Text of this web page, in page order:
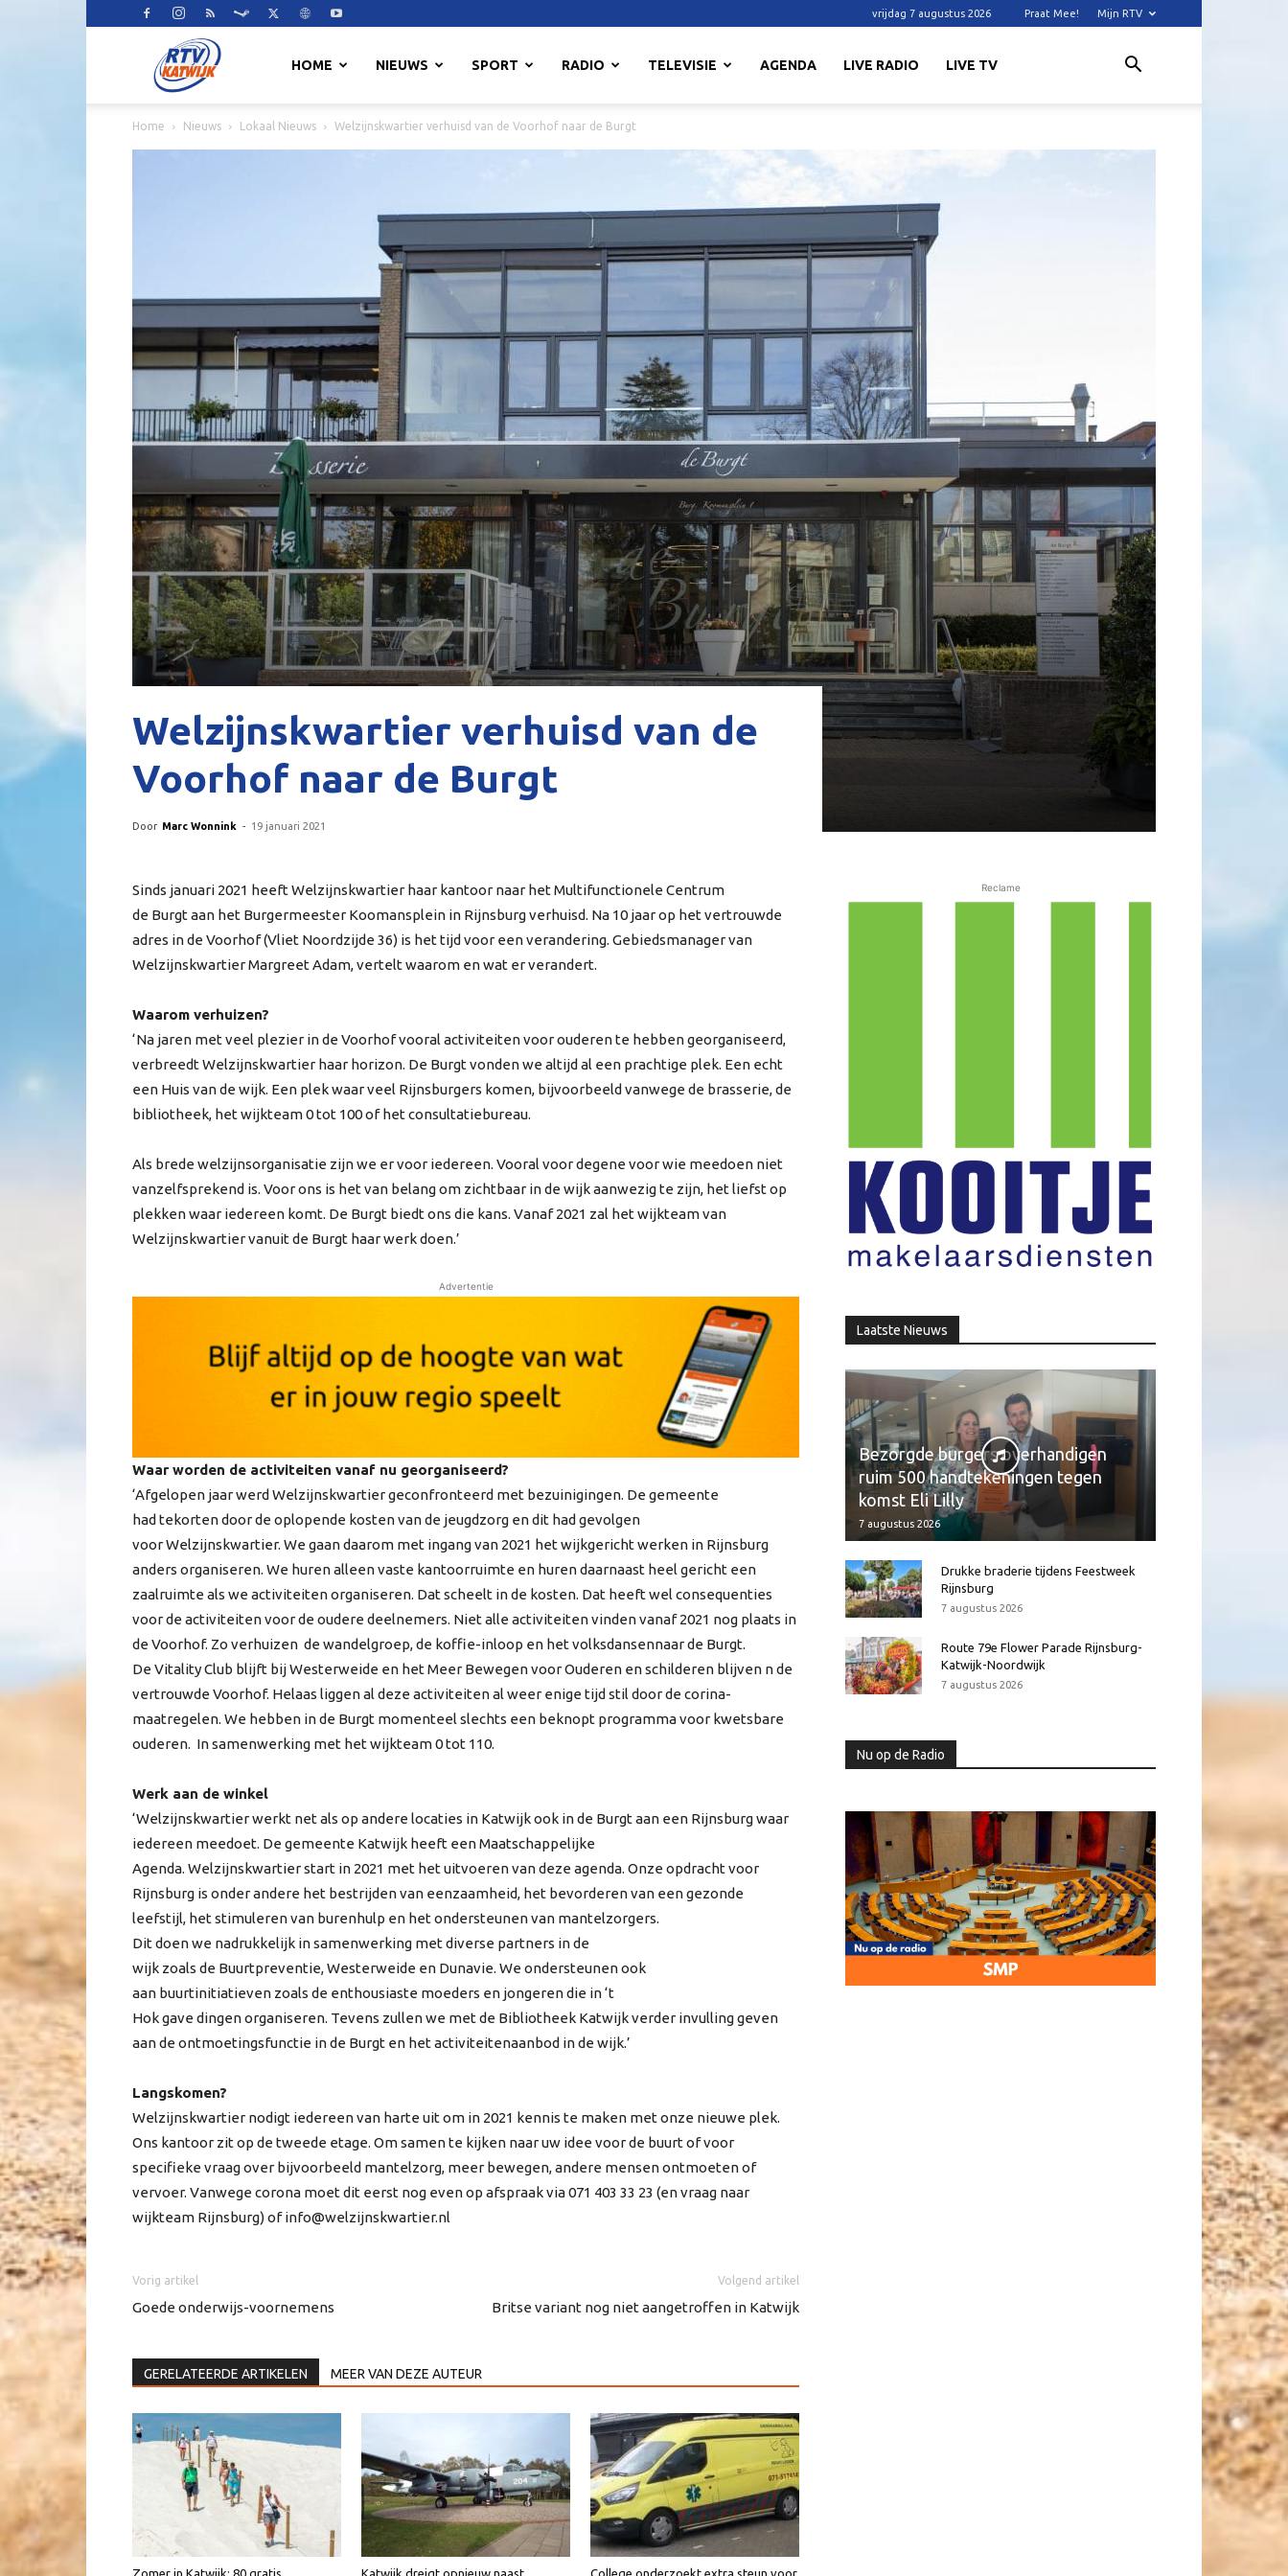
vrijdag 7 augustus 2026 Praat Mee! Mijn RTV
HOME NIEUWS SPORT RADIO TELEVISIE AGENDA LIVE RADIO LIVE TV
Home Nieuws Lokaal Nieuws Welzijnskwartier verhuisd van de Voorhof naar de Burgt
Welzijnskwartier verhuisd van de
Voorhof naar de Burgt
Door Marc Wonnink - 19 januari 2021
Sinds januari 2021 heeft Welzijnskwartier haar kantoor naar het Multifunctionele Centrum
de Burgt aan het Burgermeester Koomansplein in Rijnsburg verhuisd. Na 10 jaar op het vertrouwde
adres in de Voorhof (Vliet Noordzijde 36) is het tijd voor een verandering. Gebiedsmanager van
Welzijnskwartier Margreet Adam, vertelt waarom en wat er verandert.
Waarom verhuizen?
‘Na jaren met veel plezier in de Voorhof vooral activiteiten voor ouderen te hebben georganiseerd,
verbreedt Welzijnskwartier haar horizon. De Burgt vonden we altijd al een prachtige plek. Een echt
een Huis van de wijk. Een plek waar veel Rijnsburgers komen, bijvoorbeeld vanwege de brasserie, de
bibliotheek, het wijkteam 0 tot 100 of het consultatiebureau.
Als brede welzijnsorganisatie zijn we er voor iedereen. Vooral voor degene voor wie meedoen niet
vanzelfsprekend is. Voor ons is het van belang om zichtbaar in de wijk aanwezig te zijn, het liefst op
plekken waar iedereen komt. De Burgt biedt ons die kans. Vanaf 2021 zal het wijkteam van
Welzijnskwartier vanuit de Burgt haar werk doen.’
Advertentie
Waar worden de activiteiten vanaf nu georganiseerd?
‘Afgelopen jaar werd Welzijnskwartier geconfronteerd met bezuinigingen. De gemeente
had tekorten door de oplopende kosten van de jeugdzorg en dit had gevolgen
voor Welzijnskwartier. We gaan daarom met ingang van 2021 het wijkgericht werken in Rijnsburg
anders organiseren. We huren alleen vaste kantoorruimte en huren daarnaast heel gericht een
zaalruimte als we activiteiten organiseren. Dat scheelt in de kosten. Dat heeft wel consequenties
voor de activiteiten voor de oudere deelnemers. Niet alle activiteiten vinden vanaf 2021 nog plaats in
de Voorhof. Zo verhuizen de wandelgroep, de koffie-inloop en het volksdansennaar de Burgt.
De Vitality Club blijft bij Westerweide en het Meer Bewegen voor Ouderen en schilderen blijven n de
vertrouwde Voorhof. Helaas liggen al deze activiteiten al weer enige tijd stil door de corina-
maatregelen. We hebben in de Burgt momenteel slechts een beknopt programma voor kwetsbare
ouderen. In samenwerking met het wijkteam 0 tot 110.
Werk aan de winkel
‘Welzijnskwartier werkt net als op andere locaties in Katwijk ook in de Burgt aan een Rijnsburg waar
iedereen meedoet. De gemeente Katwijk heeft een Maatschappelijke
Agenda. Welzijnskwartier start in 2021 met het uitvoeren van deze agenda. Onze opdracht voor
Rijnsburg is onder andere het bestrijden van eenzaamheid, het bevorderen van een gezonde
leefstijl, het stimuleren van burenhulp en het ondersteunen van mantelzorgers.
Dit doen we nadrukkelijk in samenwerking met diverse partners in de
wijk zoals de Buurtpreventie, Westerweide en Dunavie. We ondersteunen ook
aan buurtinitiatieven zoals de enthousiaste moeders en jongeren die in ‘t
Hok gave dingen organiseren. Tevens zullen we met de Bibliotheek Katwijk verder invulling geven
aan de ontmoetingsfunctie in de Burgt en het activiteitenaanbod in de wijk.’
Langskomen?
Welzijnskwartier nodigt iedereen van harte uit om in 2021 kennis te maken met onze nieuwe plek.
Ons kantoor zit op de tweede etage. Om samen te kijken naar uw idee voor de buurt of voor
specifieke vraag over bijvoorbeeld mantelzorg, meer bewegen, andere mensen ontmoeten of
vervoer. Vanwege corona moet dit eerst nog even op afspraak via 071 403 33 23 (en vraag naar
wijkteam Rijnsburg) of info@welzijnskwartier.nl
Vorig artikel
Goede onderwijs-voornemens
Volgend artikel
Britse variant nog niet aangetroffen in Katwijk
GERELATEERDE ARTIKELEN MEER VAN DEZE AUTEUR
Reclame
Laatste Nieuws
Bezorgde burgers overhandigen
ruim 500 handtekeningen tegen
komst Eli Lilly
7 augustus 2026
Drukke braderie tijdens Feestweek
Rijnsburg
7 augustus 2026
Route 79e Flower Parade Rijnsburg-
Katwijk-Noordwijk
7 augustus 2026
Nu op de Radio